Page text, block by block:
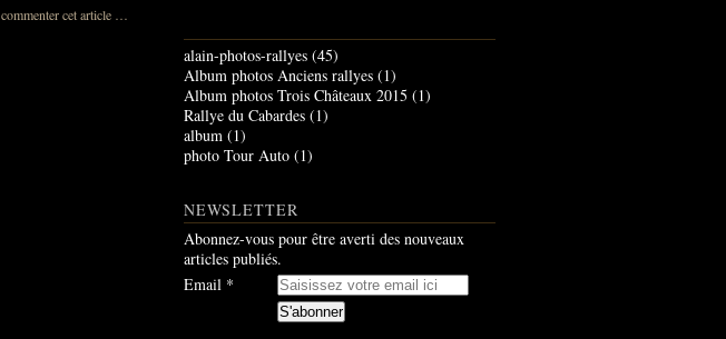
commenter cet article
alain-photos-rallyes (45)
Album photos Anciens rallyes (1)
Album photos Trois Châteaux 2015 (1)
Rallye du Cabardes (1)
album (1)
photo Tour Auto (1)
NEWSLETTER
Abonnez-vous pour être averti des nouveaux
articles publiés.
Email